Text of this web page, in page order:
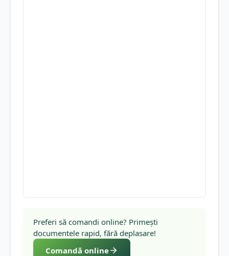
Preferi să comandi online? Primești
documentele rapid, fără deplasare!
Comandă online